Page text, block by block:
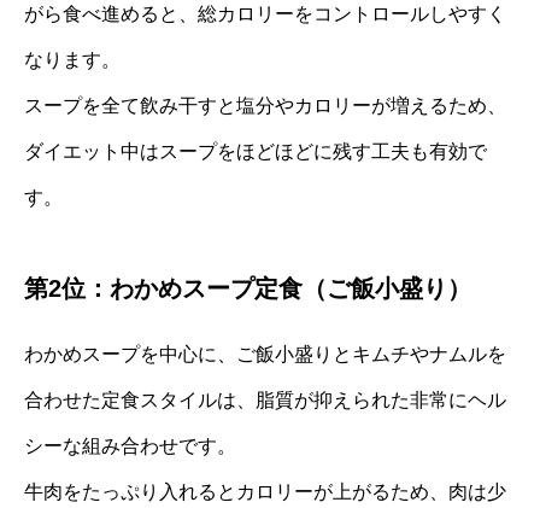
がら食べ進めると、総カロリーをコントロールしやすく
なります。
スープを全て飲み干すと塩分やカロリーが増えるため、
ダイエット中はスープをほどほどに残す工夫も有効で
す。
第2位：わかめスープ定食（ご飯小盛り）
わかめスープを中心に、ご飯小盛りとキムチやナムルを
合わせた定食スタイルは、脂質が抑えられた非常にヘル
シーな組み合わせです。
牛肉をたっぷり入れるとカロリーが上がるため、肉は少